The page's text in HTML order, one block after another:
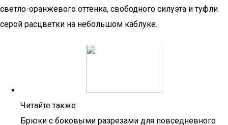
светло-оранжевого оттенка, свободного силуэта и туфли
серой расцветки на небольшом каблуке.
Читайте также:
Брюки с боковыми разрезами для повседневного